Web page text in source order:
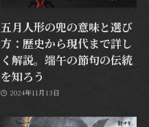
五月人形の兜の意味と選び
方：歴史から現代まで詳し
く解説。端午の節句の伝統
を知ろう
2024年11月13日